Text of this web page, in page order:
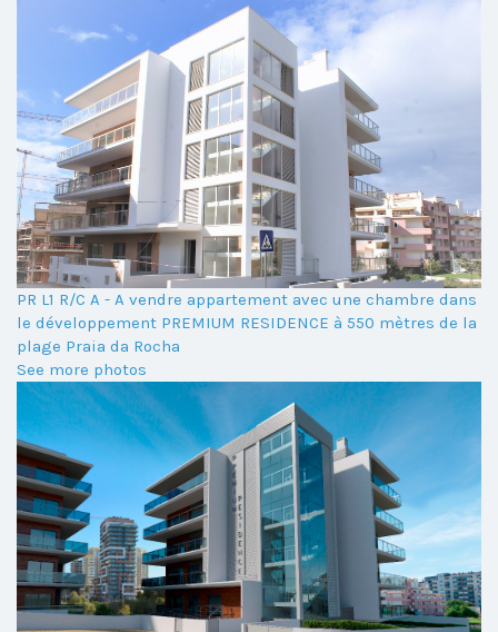
PR L1 R/C A - A vendre appartement avec une chambre dans
le développement PREMIUM RESIDENCE à 550 mètres de la
plage Praia da Rocha
See more photos